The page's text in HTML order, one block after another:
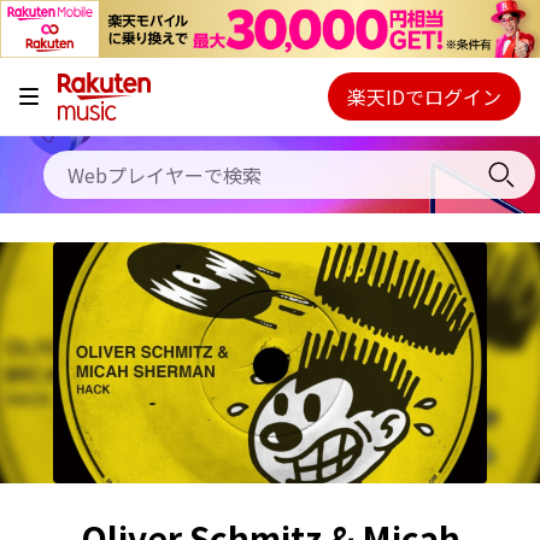
キャンペーン
料金プラン
使い方
初回30日間無料お試し
Webプレイヤー
ご契約内容の確認・変更
楽天IDでログイン